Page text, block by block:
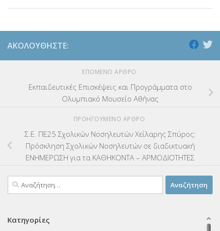
ΑΚΟΛΟΥΘΉΣΤΕ:
ΕΠΌΜΕΝΟ ΆΡΘΡΟ
Εκπαιδευτικές Επισκέψεις και Προγράμματα στο
Ολυμπιακό Μουσείο Αθήνας
ΠΡΟΗΓΟΎΜΕΝΟ ΆΡΘΡΟ
Σ.Ε. ΠΕ25 Σχολικών Νοσηλευτών Χείλαρης Σπύρος:
Πρόσκληση Σχολικών Νοσηλευτών σε διαδικτυακή
ΕΝΗΜΕΡΩΣΗ για τα ΚΑΘΗΚΟΝΤΑ – ΑΡΜΟΔΙΟΤΗΤΕΣ
Αναζήτηση
για:
Κατηγορίες